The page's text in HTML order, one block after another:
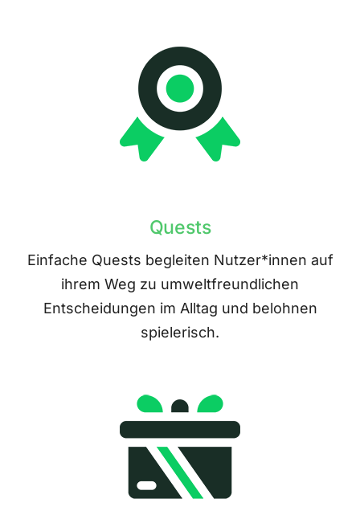
Quests
Einfache Quests begleiten Nutzer*innen auf
ihrem Weg zu umweltfreundlichen
Entscheidungen im Alltag und belohnen
spielerisch.